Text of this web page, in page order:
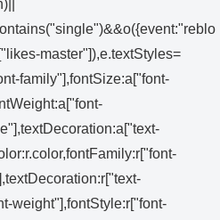
master"]),e.textStyles=
family"],fontSize:a["font-
weight"],fontStyle:r["font-